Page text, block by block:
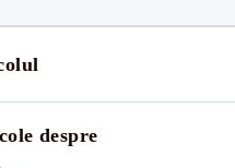
despre